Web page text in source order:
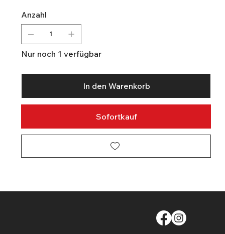
Anzahl
Nur noch 1 verfügbar
In den Warenkorb
Sofortkauf